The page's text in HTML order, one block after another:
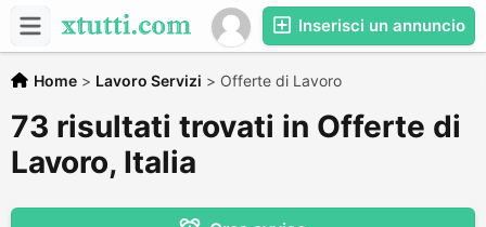
Inserisci un annuncio
Home > Lavoro Servizi > Offerte di Lavoro
73 risultati trovati in Offerte di
Lavoro, Italia